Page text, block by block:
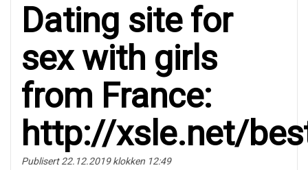
Dаting sitе fоr
sex with girls
frоm Franсe:
http://xsle.net/
Publisert 22.12.2019 klokken 12:49